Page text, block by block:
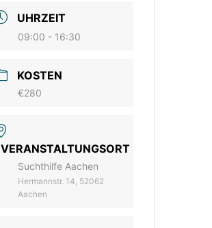
UHRZEIT
09:00 - 16:30
KOSTEN
€280
VERANSTALTUNGSORT
Suchthilfe Aachen
Hermannstr. 14, 52062
Aachen